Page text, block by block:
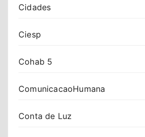
Cidades
Ciesp
Cohab 5
ComunicacaoHumana
Conta de Luz